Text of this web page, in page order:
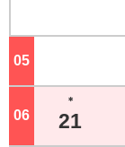
05
06
＊
21